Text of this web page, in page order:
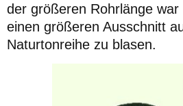
der größeren Rohrlänge war
einen größeren Ausschnitt
Naturtonreihe zu blasen.